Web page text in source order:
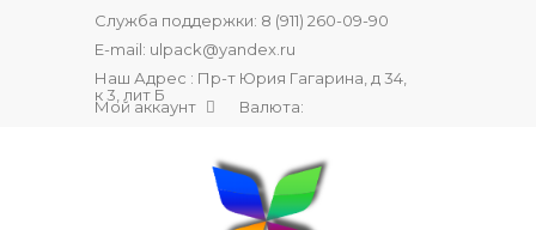
Служба поддержки: 8 (911) 260-09-90
E-mail: ulpack@yandex.ru
Наш Адрес : Пр-т Юрия Гагарина, д 34,
к 3, лит Б
Мой аккаунт Валюта: